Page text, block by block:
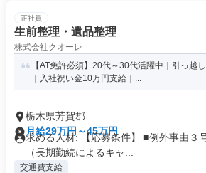
正社員
生前整理・遺品整理
株式会社クオーレ
【AT免許必須】20代～30代活躍中｜引っ越
｜入社祝い金10万円支給｜...
栃木県芳賀郡
月給29万円～45万円
求める人材: 【応募条件】 ■例外事由３
（長期勤続によるキャ...
交通費支給